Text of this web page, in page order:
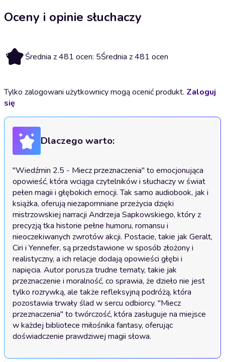
Oceny i opinie słuchaczy
5 Średnia z 481 ocen: 5Średnia z 481 ocen
Tylko zalogowani użytkownicy mogą ocenić produkt. Zaloguj
się
Dlaczego warto:
"Wiedźmin 2.5 - Miecz przeznaczenia" to emocjonująca
opowieść, która wciąga czytelników i słuchaczy w świat
pełen magii i głębokich emocji. Tak samo audiobook, jak i
książka, oferują niezapomniane przeżycia dzięki
mistrzowskiej narracji Andrzeja Sapkowskiego, który z
precyzją tka historie pełne humoru, romansu i
nieoczekiwanych zwrotów akcji. Postacie, takie jak Geralt,
Ciri i Yennefer, są przedstawione w sposób złożony i
realistyczny, a ich relacje dodają opowieści głębi i
napięcia. Autor porusza trudne tematy, takie jak
przeznaczenie i moralność, co sprawia, że dzieło nie jest
tylko rozrywką, ale także refleksyjną podróżą, która
pozostawia trwały ślad w sercu odbiorcy. "Miecz
przeznaczenia" to twórczość, która zasługuje na miejsce
w każdej bibliotece miłośnika fantasy, oferując
doświadczenie prawdziwej magii słowa.